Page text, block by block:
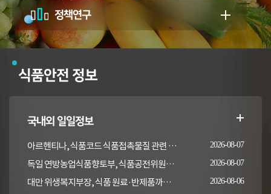
정책연구
식품안전 정보
국내외 일일정보
아르헨티나, 식품코드 식품접촉물질 관련 일부 조항 개정 2026-08-07
독일 연방농업식품향토부, 식품공전위원회의 갑각류 및 연체류 지침 개정 채택 고시 2026-08-07
대만 위생복지부장, 식품 원료·반제품까지 이상 통보 의무 확대 추진 2026-08-06